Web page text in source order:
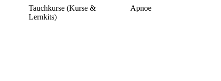
Tauchkurse (Kurse &
Lernkits)
Apnoe